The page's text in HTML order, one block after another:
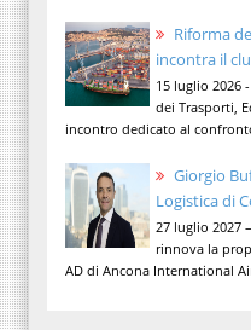
Riforma
incontra il
15 luglio 2026
dei Trasporti,
incontro dedicato al
Giorgio
Logistica di
27 luglio 2027
rinnova la
AD di Ancona International